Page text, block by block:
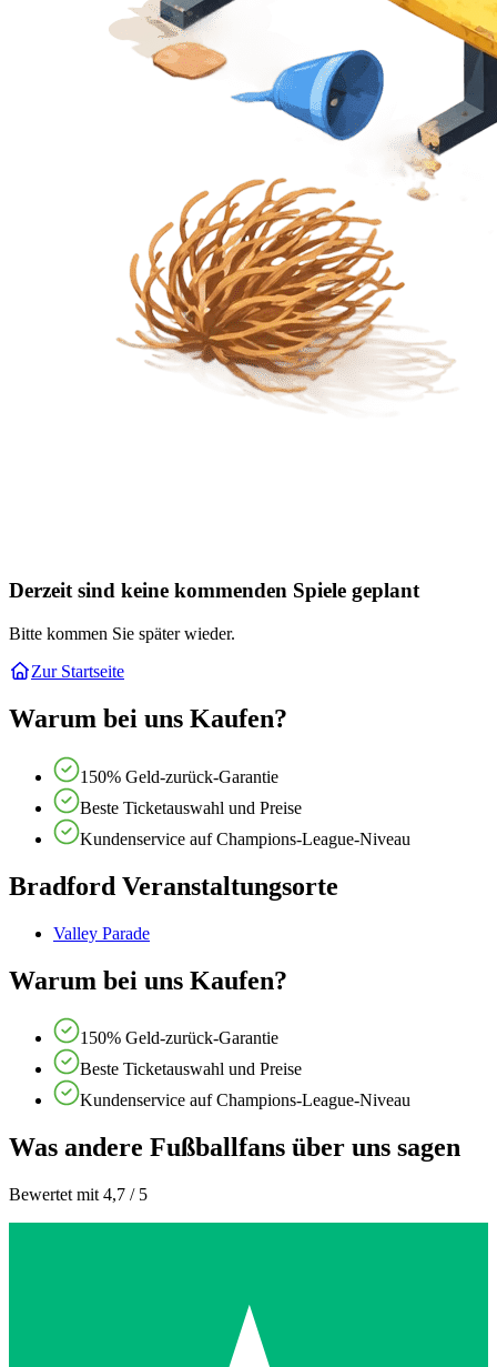
Derzeit sind keine kommenden Spiele geplant
Bitte kommen Sie später wieder.
Zur Startseite
Warum bei uns Kaufen?
150% Geld-zurück-Garantie
Beste Ticketauswahl und Preise
Kundenservice auf Champions-League-Niveau
Bradford Veranstaltungsorte
Valley Parade
Warum bei uns Kaufen?
150% Geld-zurück-Garantie
Beste Ticketauswahl und Preise
Kundenservice auf Champions-League-Niveau
Was andere Fußballfans über uns sagen
Bewertet mit 4,7 / 5